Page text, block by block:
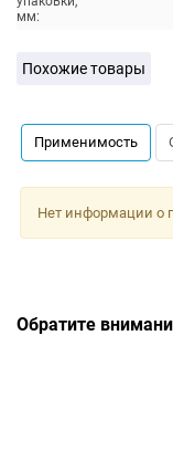
мм:
Похожие товары
Применимость
Нет информации о
Обратите